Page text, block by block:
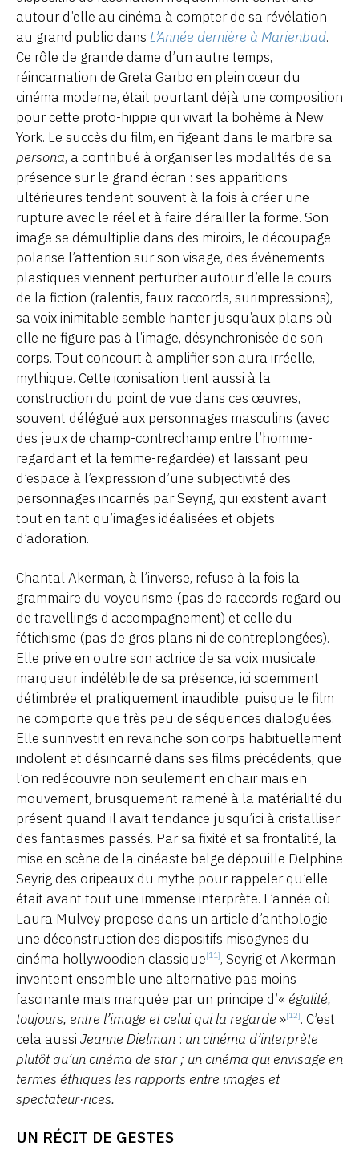
autour d’elle au cinéma à compter de sa révélation
au grand public dans L’Année dernière à Marienbad.
Ce rôle de grande dame d’un autre temps,
réincarnation de Greta Garbo en plein cœur du
cinéma moderne, était pourtant déjà une composition
pour cette proto-hippie qui vivait la bohème à New
York. Le succès du film, en figeant dans le marbre sa
persona, a contribué à organiser les modalités de sa
présence sur le grand écran : ses apparitions
ultérieures tendent souvent à la fois à créer une
rupture avec le réel et à faire dérailler la forme. Son
image se démultiplie dans des miroirs, le découpage
polarise l’attention sur son visage, des événements
plastiques viennent perturber autour d’elle le cours
de la fiction (ralentis, faux raccords, surimpressions),
sa voix inimitable semble hanter jusqu’aux plans où
elle ne figure pas à l’image, désynchronisée de son
corps. Tout concourt à amplifier son aura irréelle,
mythique. Cette iconisation tient aussi à la
construction du point de vue dans ces œuvres,
souvent délégué aux personnages masculins (avec
des jeux de champ-contrechamp entre l’homme-
regardant et la femme-regardée) et laissant peu
d’espace à l’expression d’une subjectivité des
personnages incarnés par Seyrig, qui existent avant
tout en tant qu’images idéalisées et objets
d’adoration.
Chantal Akerman, à l’inverse, refuse à la fois la
grammaire du voyeurisme (pas de raccords regard ou
de travellings d’accompagnement) et celle du
fétichisme (pas de gros plans ni de contreplongées).
Elle prive en outre son actrice de sa voix musicale,
marqueur indélébile de sa présence, ici sciemment
détimbrée et pratiquement inaudible, puisque le film
ne comporte que très peu de séquences dialoguées.
Elle surinvestit en revanche son corps habituellement
indolent et désincarné dans ses films précédents, que
l’on redécouvre non seulement en chair mais en
mouvement, brusquement ramené à la matérialité du
présent quand il avait tendance jusqu’ici à cristalliser
des fantasmes passés. Par sa fixité et sa frontalité, la
mise en scène de la cinéaste belge dépouille Delphine
Seyrig des oripeaux du mythe pour rappeler qu’elle
était avant tout une immense interprète. L’année où
Laura Mulvey propose dans un article d’anthologie
une déconstruction des dispositifs misogynes du
cinéma hollywoodien classique[11], Seyrig et Akerman
inventent ensemble une alternative pas moins
fascinante mais marquée par un principe d’« égalité,
toujours, entre l’image et celui qui la regarde »[12]. C’est
cela aussi Jeanne Dielman : un cinéma d’interprète
plutôt qu’un cinéma de star ; un cinéma qui envisage en
termes éthiques les rapports entre images et
spectateur·rices.
UN RÉCIT DE GESTES